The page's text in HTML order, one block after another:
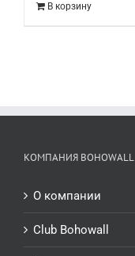
В корзину
КОМПАНИЯ BOHOWALL
О компании
Club Bohowall